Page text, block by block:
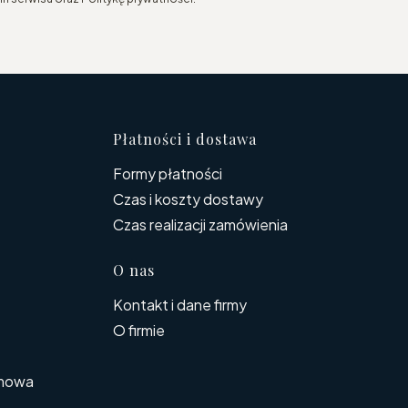
Płatności i dostawa
Formy płatności
Czas i koszty dostawy
Czas realizacji zamówienia
O nas
Kontakt i dane firmy
O firmie